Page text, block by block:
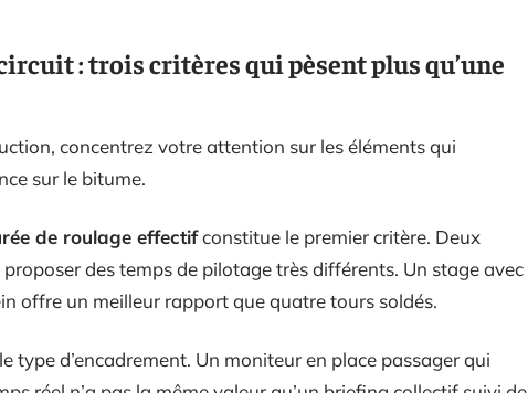
: trois critères qui pèsent plus qu’une
concentrez votre attention sur les éléments qui
sur le bitume.
de roulage effectifconstitue le premier critère. Deux
des temps de pilotage très différents. Un stage avec
offre un meilleur rapport que quatre tours soldés.
type d’encadrement. Un moniteur en place passager qui